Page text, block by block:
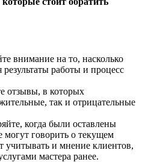
внимание на то, насколько
работы и процесс
отзывы, в которых
так и отрицательные
когда были оставлены
говорить о текущем
учитывать и мнение клиентов,
мастера ранее.